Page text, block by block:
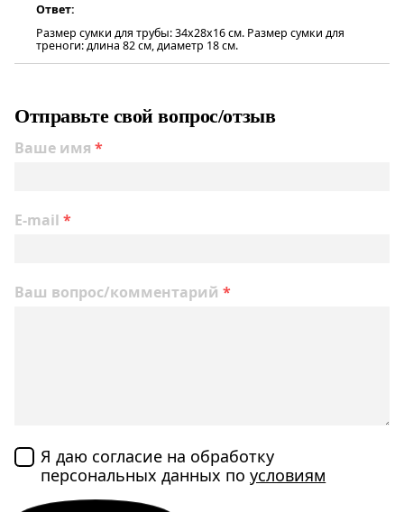
Ответ:
Размер сумки для трубы: 34х28х16 см. Размер сумки для
треноги: длина 82 см, диаметр 18 см.
Отправьте свой вопрос/отзыв
Ваше имя *
E-mail *
Ваш вопрос/комментарий *
Я даю согласие на обработку
персональных данных поусловиям